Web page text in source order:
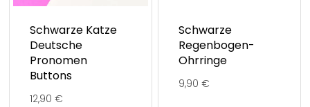
Schwarze Katze
Deutsche
Pronomen
Buttons
12,90 €
Schwarze
Regenbogen-
Ohrringe
9,90 €